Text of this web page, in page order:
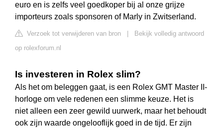
euro en is zelfs veel goedkoper bij al onze grijze
importeurs zoals sponsoren of Marly in Zwitserland.
Verzoek tot verwijderen van bron
Bekijk volledig antwoord
op rolexforum.nl
Is investeren in Rolex slim?
Als het om beleggen gaat, is een Rolex GMT Master II-
horloge om vele redenen een slimme keuze. Het is
niet alleen een zeer gewild uurwerk, maar het behoudt
ook zijn waarde ongelooflijk goed in de tijd. Er zijn